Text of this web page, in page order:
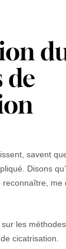
de
savent
Disons
me
les
cicatrisation.